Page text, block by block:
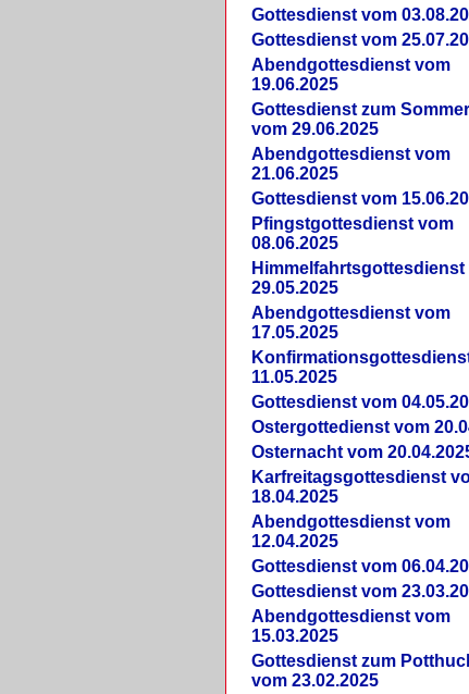
Gottesdienst vom
Gottesdienst vom
Abendgottesdienst vom
19.06.2025
Gottesdienst zum
vom 29.06.2025
Abendgottesdienst vom
21.06.2025
Gottesdienst vom
Pfingstgottesdienst vom
08.06.2025
Himmelfahrtsgottesdienst
29.05.2025
Abendgottesdienst vom
17.05.2025
11.05.2025
Gottesdienst vom
Ostergottedienst vom
Osternacht vom
Karfreitagsgottesdienst
18.04.2025
Abendgottesdienst vom
12.04.2025
Gottesdienst vom
Gottesdienst vom
Abendgottesdienst vom
15.03.2025
Gottesdienst zum
vom 23.02.2025